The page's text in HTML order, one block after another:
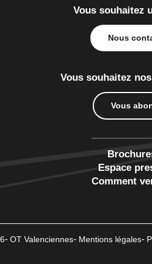
Vous souhaitez
Nous
Vous souhaitez
Vous
Espace
Comment
OT Valenciennes Mentions légales